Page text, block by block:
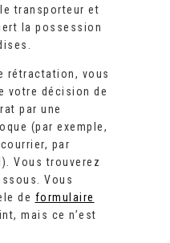
transporteur et
la possession
rétractation, vous
votre décision de
par une
(par exemple,
par
Vous trouverez
Vous
de formulaire
mais ce n’est